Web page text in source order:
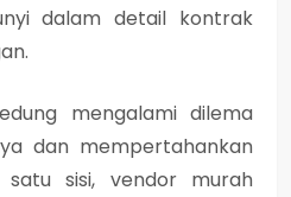
dalam detail kontrak
mengalami dilema
dan mempertahankan
sisi, vendor murah